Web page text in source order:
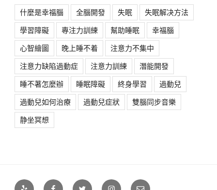
什麼是幸福腦 全腦開發 失眠
失眠解决方法
學習障礙
專注力訓練 幫助睡眠
幸福腦
心智繪圖
晚上睡不着
注意力不集中
注意力缺陷過動症
注意力訓練
潛能開發
睡不著怎麼辦
睡眠障礙 終身學習
過動兒
過動兒如何治療
過動兒症狀
雙腦同步音樂
静坐冥想
Yelp FacebookTwitter Instagram电